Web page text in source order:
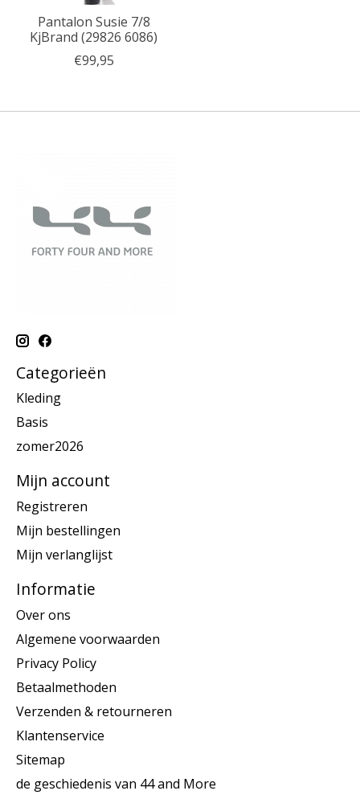
Pantalon Susie 7/8
KjBrand (29826 6086)
€99,95
Categorieën
Kleding
Basis
zomer2026
Mijn account
Registreren
Mijn bestellingen
Mijn verlanglijst
Informatie
Over ons
Algemene voorwaarden
Privacy Policy
Betaalmethoden
Verzenden & retourneren
Klantenservice
Sitemap
de geschiedenis van 44 and More